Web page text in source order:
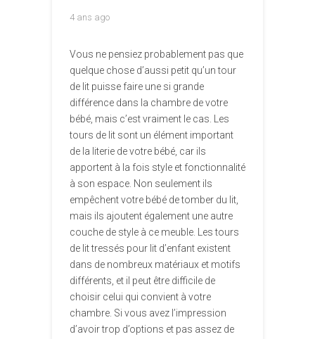
4 ans ago
Vous ne pensiez probablement pas que
quelque chose d’aussi petit qu’un tour
de lit puisse faire une si grande
différence dans la chambre de votre
bébé, mais c’est vraiment le cas. Les
tours de lit sont un élément important
de la literie de votre bébé, car ils
apportent à la fois style et fonctionnalité
à son espace. Non seulement ils
empêchent votre bébé de tomber du lit,
mais ils ajoutent également une autre
couche de style à ce meuble. Les tours
de lit tressés pour lit d’enfant existent
dans de nombreux matériaux et motifs
différents, et il peut être difficile de
choisir celui qui convient à votre
chambre. Si vous avez l’impression
d’avoir trop d’options et pas assez de